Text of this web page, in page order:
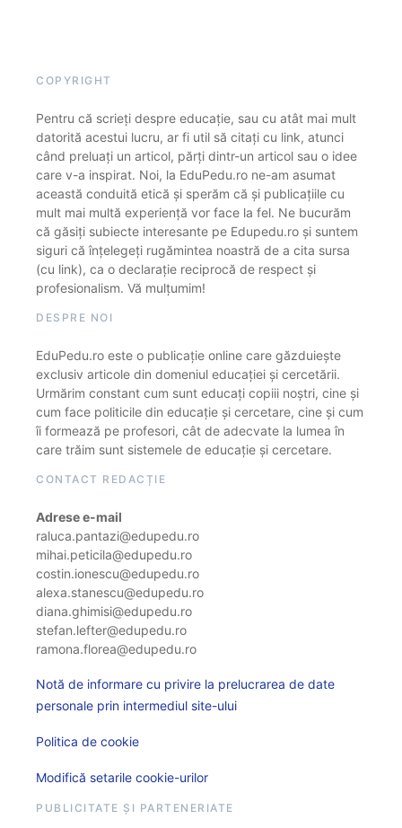
COPYRIGHT
Pentru că scrieți despre educație, sau cu atât mai mult
datorită acestui lucru, ar fi util să citați cu link, atunci
când preluați un articol, părți dintr-un articol sau o idee
care v-a inspirat. Noi, la EduPedu.ro ne-am asumat
această conduită etică și sperăm că și publicațiile cu
mult mai multă experiență vor face la fel. Ne bucurăm
că găsiți subiecte interesante pe Edupedu.ro și suntem
siguri că înțelegeți rugămintea noastră de a cita sursa
(cu link), ca o declarație reciprocă de respect și
profesionalism. Vă mulțumim!
DESPRE NOI
EduPedu.ro este o publicație online care găzduiește
exclusiv articole din domeniul educației și cercetării.
Urmărim constant cum sunt educați copiii noștri, cine și
cum face politicile din educație și cercetare, cine și cum
îi formează pe profesori, cât de adecvate la lumea în
care trăim sunt sistemele de educație și cercetare.
CONTACT REDACȚIE
Adrese e-mail
raluca.pantazi@edupedu.ro
mihai.peticila@edupedu.ro
costin.ionescu@edupedu.ro
alexa.stanescu@edupedu.ro
diana.ghimisi@edupedu.ro
stefan.lefter@edupedu.ro
ramona.florea@edupedu.ro
Notă de informare cu privire la prelucrarea de date
personale prin intermediul site-ului
Politica de cookie
Modifică setarile cookie-urilor
PUBLICITATE ȘI PARTENERIATE